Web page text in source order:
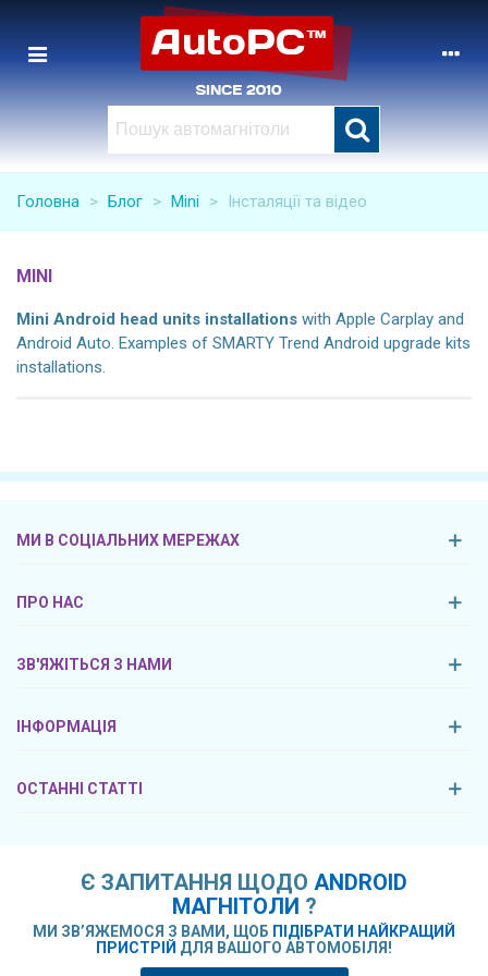
Головна > Блог > Mini > Інсталяції та відео
MINI
Mini Android head units installations with Apple Carplay and
Android Auto. Examples of SMARTY Trend Android upgrade kits
installations.
МИ В СОЦІАЛЬНИХ МЕРЕЖАХ
ПРО НАС
ЗВ'ЯЖІТЬСЯ З НАМИ
ІНФОРМАЦІЯ
ОСТАННІ СТАТТІ
Є ЗАПИТАННЯ ЩОДО ANDROID
МАГНІТОЛИ ?
МИ ЗВ’ЯЖЕМОСЯ З ВАМИ, ЩОБ ПІДІБРАТИ НАЙКРАЩИЙ
ПРИСТРІЙ ДЛЯ ВАШОГО АВТОМОБІЛЯ!